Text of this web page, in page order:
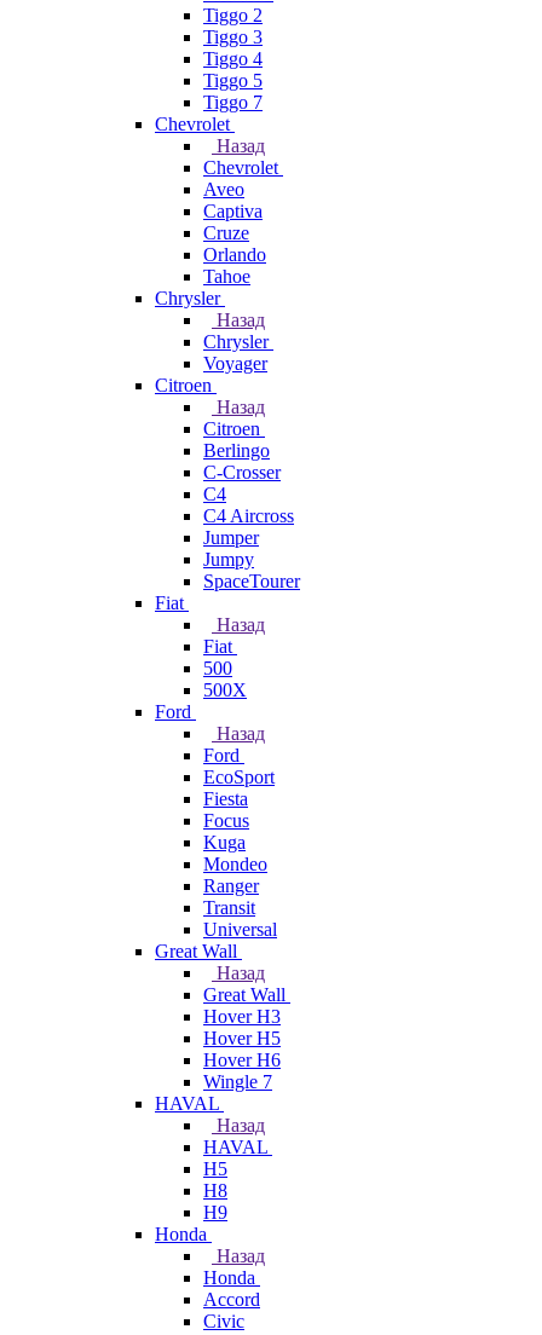
Tiggo 2
Tiggo 3
Tiggo 4
Tiggo 5
Tiggo 7
Chevrolet
Назад
Chevrolet
Aveo
Captiva
Cruze
Orlando
Tahoe
Chrysler
Назад
Chrysler
Voyager
Citroen
Назад
Citroen
Berlingo
C-Crosser
C4
C4 Aircross
Jumper
Jumpy
SpaceTourer
Fiat
Назад
Fiat
500
500X
Ford
Назад
Ford
EcoSport
Fiesta
Focus
Kuga
Mondeo
Ranger
Transit
Universal
Great Wall
Назад
Great Wall
Hover H3
Hover H5
Hover H6
Wingle 7
HAVAL
Назад
HAVAL
H5
H8
H9
Honda
Назад
Honda
Accord
Civic